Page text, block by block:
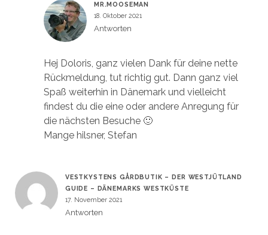
MR.MOOSEMAN
18. Oktober 2021
Antworten
Hej Doloris, ganz vielen Dank für deine nette
Rückmeldung, tut richtig gut. Dann ganz viel
Spaß weiterhin in Dänemark und vielleicht
findest du die eine oder andere Anregung für
die nächsten Besuche 🙂
Mange hilsner, Stefan
VESTKYSTENS GÅRDBUTIK – DER WESTJÜTLAND
GUIDE – DÄNEMARKS WESTKÜSTE
17. November 2021
Antworten